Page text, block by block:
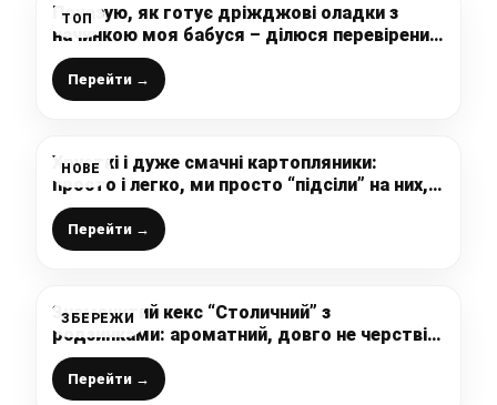
ТОП
Показую, як готує дріжджові оладки з
начинкою моя бабуся – ділюся перевіреним
роками, вдалим і смачним рецептом, пишні
і ніжні, як пух
Перейти →
НОВЕ
Хрусткі і дуже смачні картопляники:
просто і легко, ми просто “підсіли” на них,
ділюсь рецептом
Перейти →
ЗБЕРЕЖИ
Знаменитий кекс “Столичний” з
родзинками: ароматний, довго не черствіє,
з кожним днем ​​стає тільки смачніше
Перейти →